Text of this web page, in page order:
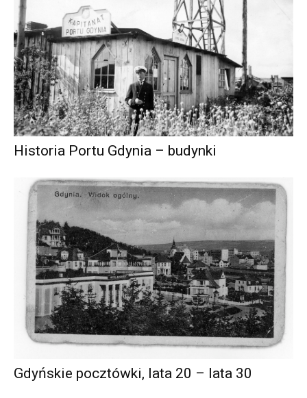
Historia Portu Gdynia – budynki
Gdyńskie pocztówki, lata 20 – lata 30